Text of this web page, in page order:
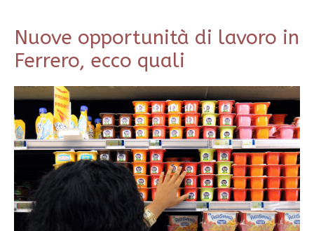
Nuove opportunità di lavoro in
Ferrero, ecco quali